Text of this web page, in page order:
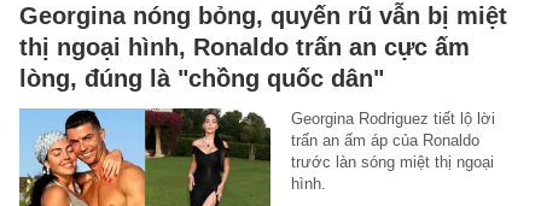
Georgina nóng bỏng, quyến rũ vẫn bị miệt
thị ngoại hình, Ronaldo trấn an cực ấm
lòng, đúng là "chồng quốc dân"
Georgina Rodriguez tiết lộ lời
trấn an ấm áp của Ronaldo
trước làn sóng miệt thị ngoại
hình.